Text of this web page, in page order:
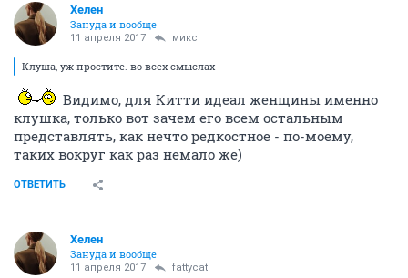
Хелен
Зануда и вообще
11 апреля 2017 микс
Клуша, уж простите. во всех смыслах
Видимо, для Китти идеал женщины именно
клушка, только вот зачем его всем остальным
представлять, как нечто редкостное - по-моему,
таких вокруг как раз немало же)
ОТВЕТИТЬ
Хелен
Зануда и вообще
11 апреля 2017 fattycat